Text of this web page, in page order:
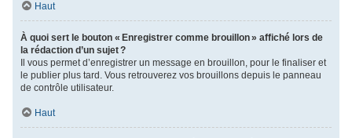
Haut
À quoi sert le bouton « Enregistrer comme brouillon » affiché lors de
la rédaction d’un sujet ?
Il vous permet d’enregistrer un message en brouillon, pour le finaliser et
le publier plus tard. Vous retrouverez vos brouillons depuis le panneau
de contrôle utilisateur.
Haut